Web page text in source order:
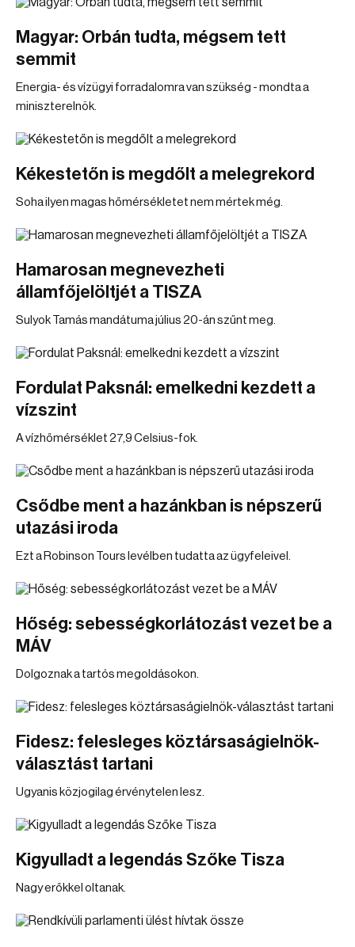
Magyar: Orbán tudta, mégsem tett
semmit
Energia- és vízügyi forradalomra van szükség - mondta a
miniszterelnök.
Kékestetőn is megdőlt a melegrekord
Soha ilyen magas hőmérsékletet nem mértek még.
Hamarosan megnevezheti
államfőjelöltjét a TISZA
Sulyok Tamás mandátuma július 20-án szűnt meg.
Fordulat Paksnál: emelkedni kezdett a
vízszint
A vízhőmérséklet 27,9 Celsius-fok.
Csődbe ment a hazánkban is népszerű
utazási iroda
Ezt a Robinson Tours levélben tudatta az ügyfeleivel.
Hőség: sebességkorlátozást vezet be a
MÁV
Dolgoznak a tartós megoldásokon.
Fidesz: felesleges köztársaságielnök-
választást tartani
Ugyanis közjogilag érvénytelen lesz.
Kigyulladt a legendás Szőke Tisza
Nagy erőkkel oltanak.